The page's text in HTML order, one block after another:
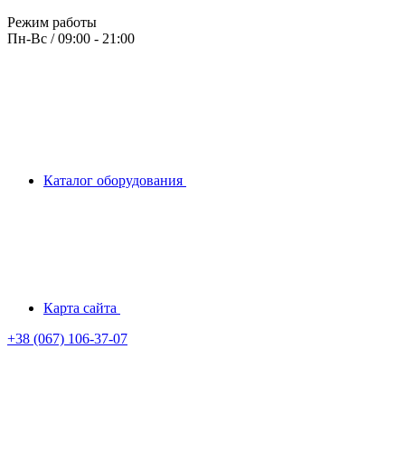
Режим работы
Пн-Вс / 09:00 - 21:00
Каталог оборудования
Карта сайта
+38 (067) 106-37-07